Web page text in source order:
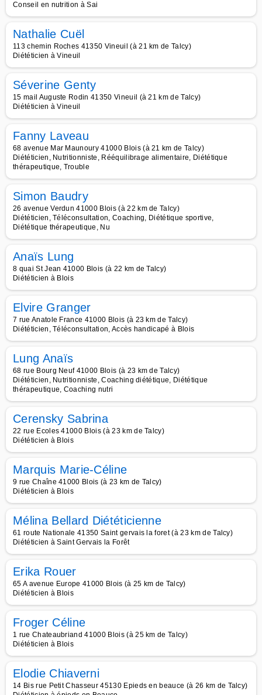
Conseil en nutrition à Sai
Nathalie Cuël
113 chemin Roches 41350 Vineuil (à 21 km de Talcy)
Diététicien à Vineuil
Séverine Genty
15 mail Auguste Rodin 41350 Vineuil (à 21 km de Talcy)
Diététicien à Vineuil
Fanny Laveau
68 avenue Mar Maunoury 41000 Blois (à 21 km de Talcy)
Diététicien, Nutritionniste, Rééquilibrage alimentaire, Diététique
thérapeutique, Trouble
Simon Baudry
26 avenue Verdun 41000 Blois (à 22 km de Talcy)
Diététicien, Téléconsultation, Coaching, Diététique sportive,
Diététique thérapeutique, Nu
Anaïs Lung
8 quai St Jean 41000 Blois (à 22 km de Talcy)
Diététicien à Blois
Elvire Granger
7 rue Anatole France 41000 Blois (à 23 km de Talcy)
Diététicien, Téléconsultation, Accès handicapé à Blois
Lung Anaïs
68 rue Bourg Neuf 41000 Blois (à 23 km de Talcy)
Diététicien, Nutritionniste, Coaching diététique, Diététique
thérapeutique, Coaching nutri
Cerensky Sabrina
22 rue Ecoles 41000 Blois (à 23 km de Talcy)
Diététicien à Blois
Marquis Marie-Céline
9 rue Chaîne 41000 Blois (à 23 km de Talcy)
Diététicien à Blois
Mélina Bellard Diététicienne
61 route Nationale 41350 Saint gervais la foret (à 23 km de Talcy)
Diététicien à Saint Gervais la Forêt
Erika Rouer
65 A avenue Europe 41000 Blois (à 25 km de Talcy)
Diététicien à Blois
Froger Céline
1 rue Chateaubriand 41000 Blois (à 25 km de Talcy)
Diététicien à Blois
Elodie Chiaverni
14 Bis rue Petit Chasseur 45130 Epieds en beauce (à 26 km de Talcy)